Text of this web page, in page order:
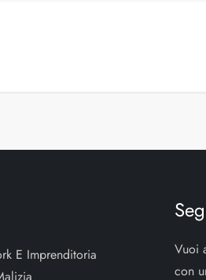
E Imprenditoria
Vuoi
con